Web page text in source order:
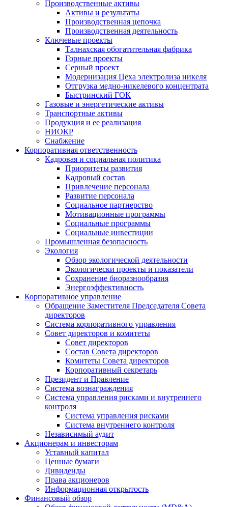
Производственные активы
Активы и результаты
Производственная цепочка
Производственная деятельность
Ключевые проекты
Талнахская обогатительная фабрика
Горные проекты
Серный проект
Модернизация Цеха электролиза никеля
Отгрузка медно-никелевого концентрата
Быстринский ГОК
Газовые и энергетические активы
Транспортные активы
Продукция и ее реализация
НИОКР
Снабжение
Корпоративная ответственность
Кадровая и социальная политика
Приоритеты развития
Кадровый состав
Привлечение персонала
Развитие персонала
Социальное партнерство
Мотивационные программы
Социальные программы
Социальные инвестиции
Промышленная безопасность
Экология
Обзор экологической деятельности
Экологически проекты и показатели
Сохранение биоразнообразия
Энергоэффективность
Корпоративное управление
Обращение Заместителя Председателя Совета
директоров
Система корпоративного управления
Совет директоров и комитеты
Совет директоров
Состав Совета директоров
Комитеты Совета директоров
Корпоративный секретарь
Президент и Правление
Система вознаграждения
Система управления рисками и внутреннего
контроля
Система управления рисками
Система внутреннего контроля
Независимый аудит
Акционерам и инвесторам
Уставный капитал
Ценные бумаги
Дивиденды
Права акционеров
Информационная открытость
Финансовый обзор